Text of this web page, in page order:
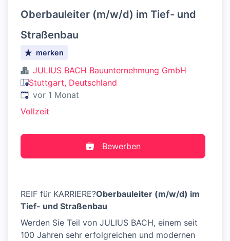
Oberbauleiter (m/w/d) im Tief- und
Straßenbau
merken
JULIUS BACH Bauunternehmung GmbH
Stuttgart, Deutschland
Veröffentlicht:
vor 1 Monat
Vollzeit
Bewerben
REIF für KARRIERE?Oberbauleiter (m/w/d) im
Tief- und Straßenbau
Werden Sie Teil von JULIUS BACH, einem seit
100 Jahren sehr erfolgreichen und modernen